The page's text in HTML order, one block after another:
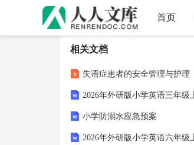
首页
相关文档
失语症患者的安全管理与护理
小学防溺水应急预案